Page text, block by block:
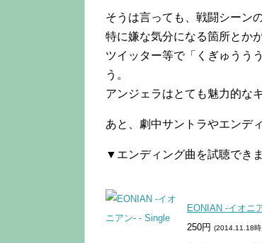
そうは言っても、戦闘シーン
特に嫌な気分になる箇所とか
ツイッター等で「くぎゅうう
う。
アンジェラはとても魅力的な
あと、劇中サントラやエンデ
▼エンディング曲を試聴でき
EONIAN -イオニ
250円 (2014.11.18時